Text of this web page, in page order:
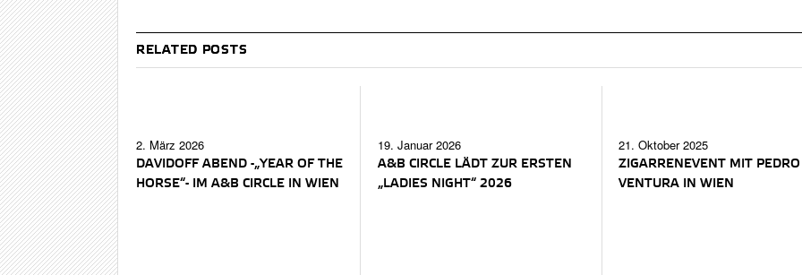
RELATED POSTS
2. März 2026
DAVIDOFF ABEND -„YEAR OF THE
HORSE“- IM A&B CIRCLE IN WIEN
19. Januar 2026
A&B CIRCLE LÄDT ZUR ERSTEN
„LADIES NIGHT“ 2026
21. Oktober 2025
ZIGARRENEVENT MIT PEDRO
VENTURA IN WIEN